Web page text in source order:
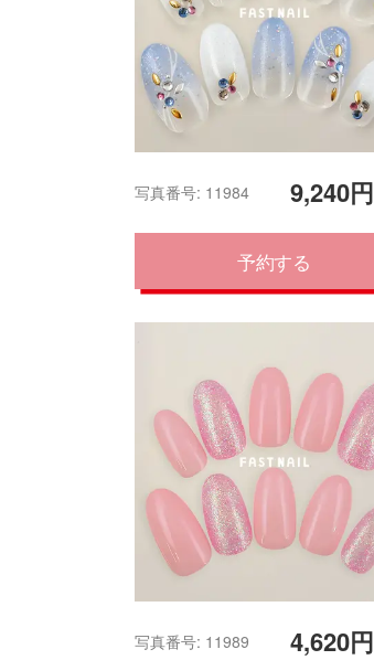
9,240円
写真番号: 11984
予約する
4,620円
写真番号: 11989